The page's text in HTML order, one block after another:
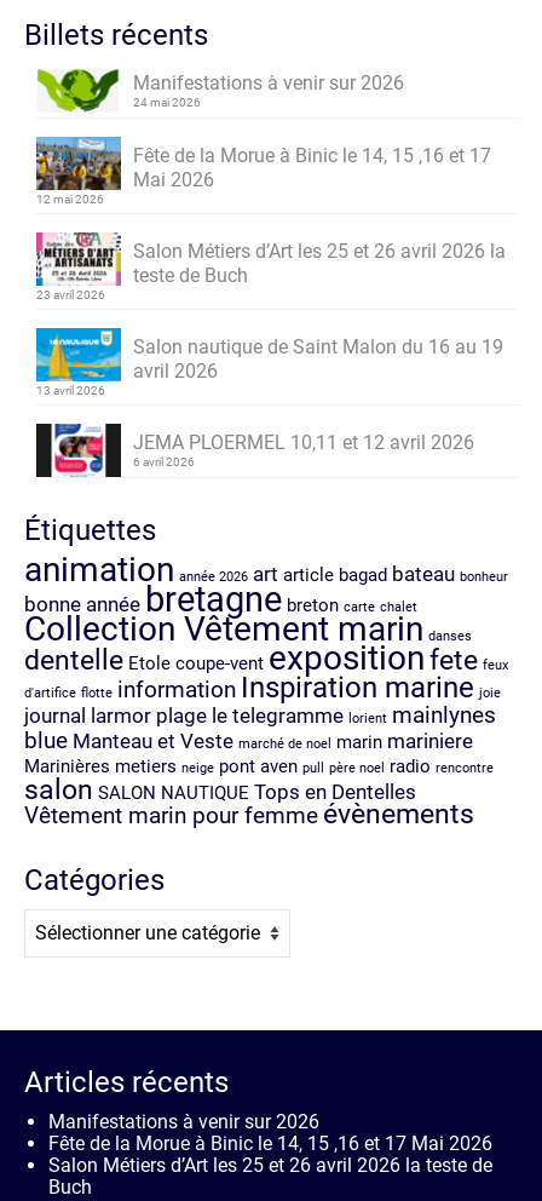
Billets récents
Manifestations à venir sur 2026
24 mai 2026
Fête de la Morue à Binic le 14, 15 ,16 et 17
Mai 2026
12 mai 2026
Salon Métiers d’Art les 25 et 26 avril 2026 la
teste de Buch
23 avril 2026
Salon nautique de Saint Malon du 16 au 19
avril 2026
13 avril 2026
JEMA PLOERMEL 10,11 et 12 avril 2026
6 avril 2026
Étiquettes
animation année 2026 art article bagad bateau bonheur
bonne année bretagne breton carte chalet
Collection Vêtement marin danses
dentelle Etole coupe-vent expositionfete feux
d'artifice flotte information Inspiration marine joie
journal larmor plage le telegramme lorient mainlynes
blue Manteau et Veste marché de noel marin mariniere
Marinières metiers neige pont aven pull père noel radio rencontre
salon SALON NAUTIQUE Tops en Dentelles
Vêtement marin pour femme évènements
Catégories
Catégories
Articles récents
Manifestations à venir sur 2026
Fête de la Morue à Binic le 14, 15 ,16 et 17 Mai 2026
Salon Métiers d’Art les 25 et 26 avril 2026 la teste de
Buch